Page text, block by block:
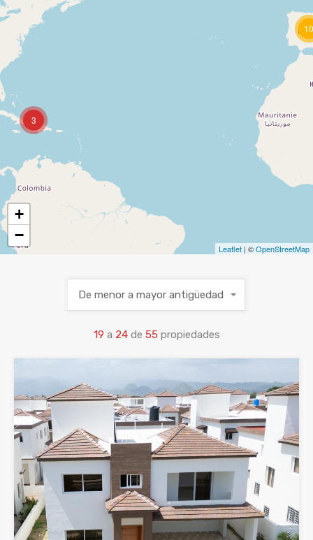
10
3
+
−
Leaflet | ©OpenStreetMap
19 a 24 de 55 propiedades
De menor a mayor antigüedad